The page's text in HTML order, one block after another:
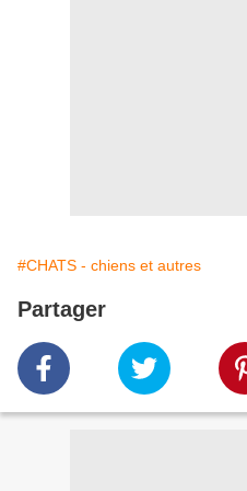
#CHATS - chiens et autres
Partager